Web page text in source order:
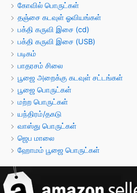
கோவில் பொருட்கள்
தஞ்சை கடவுள் ஓவியங்கள்
பக்தி கருவி இசை (cd)
பக்தி கருவி இசை (USB)
படிகம்
பாதரசம் சிலை
பூஜை அறைக்கு கடவுள் சட்டங்கள்
பூஜை பொருட்கள்
மற்ற பொருட்கள்
யந்திரம்/தகடு
வாஸ்து பொருட்கள்
ஜெப மாலை
ஹோமம் பூஜை பொருட்கள்